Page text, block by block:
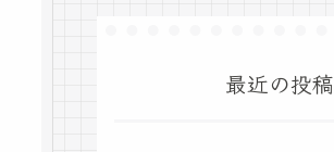
最近の投稿